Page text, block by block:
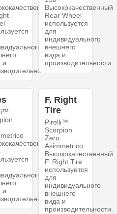
и
Высококачественный
Rear Wheel
используется
для
индивидуального
внешнего
вида и
производительности.
и
F. Right
Tire
Pirelli™
Scorpion
Zero
Asimmetrico
Высококачественный
F. Right Tire
используется
для
индивидуального
внешнего
вида и
производительности.